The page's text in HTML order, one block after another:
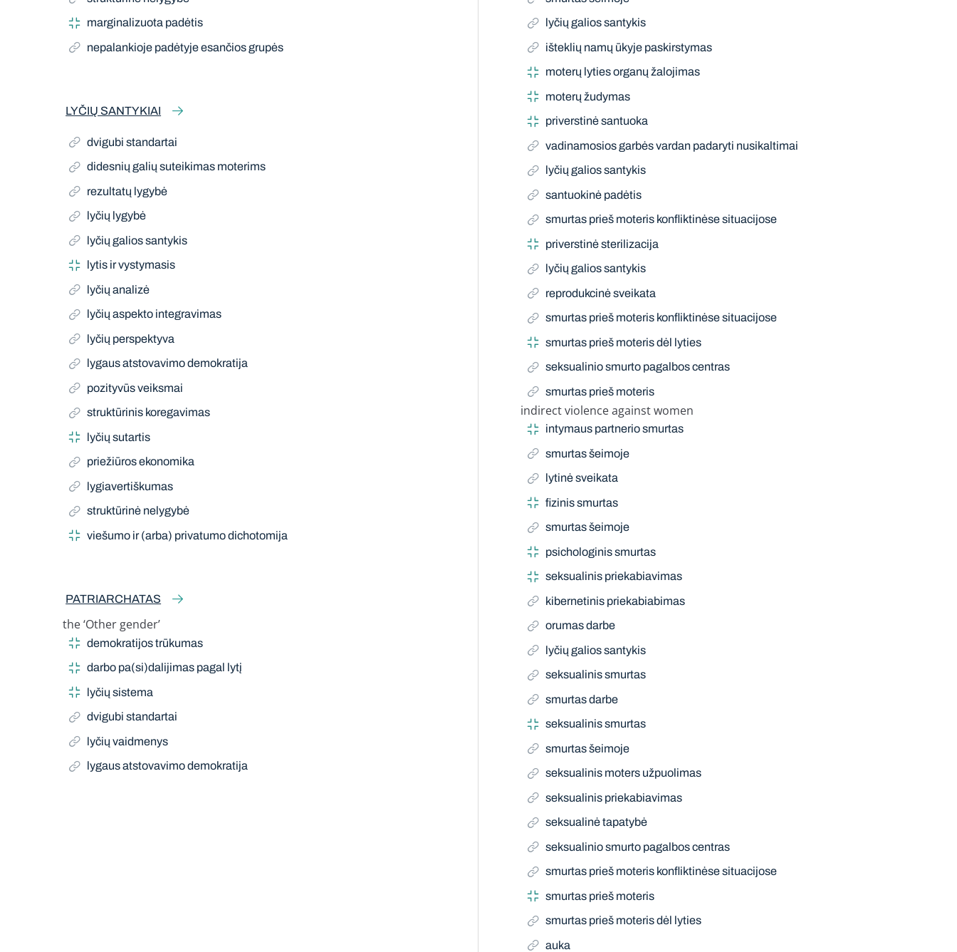
marginalizuota padėtis
nepalankioje padėtyje esančios grupės
LYČIŲ SANTYKIAI
dvigubi standartai
didesnių galių suteikimas moterims
rezultatų lygybė
lyčių lygybė
lyčių galios santykis
lytis ir vystymasis
lyčių analizė
lyčių aspekto integravimas
lyčių perspektyva
lygaus atstovavimo demokratija
pozityvūs veiksmai
struktūrinis koregavimas
lyčių sutartis
priežiūros ekonomika
lygiavertiškumas
struktūrinė nelygybė
viešumo ir (arba) privatumo dichotomija
PATRIARCHATAS
the ‘Other gender’
Related Term
demokratijos trūkumas
darbo pa(si)dalijimas pagal lytį
lyčių sistema
dvigubi standartai
lyčių vaidmenys
lygaus atstovavimo demokratija
lyčių galios santykis
išteklių namų ūkyje paskirstymas
moterų lyties organų žalojimas
moterų žudymas
priverstinė santuoka
vadinamosios garbės vardan padaryti nusikaltimai
lyčių galios santykis
santuokinė padėtis
smurtas prieš moteris konfliktinėse situacijose
priverstinė sterilizacija
lyčių galios santykis
reprodukcinė sveikata
smurtas prieš moteris konfliktinėse situacijose
smurtas prieš moteris dėl lyties
seksualinio smurto pagalbos centras
smurtas prieš moteris
indirect violence against women
Narrow Term
intymaus partnerio smurtas
smurtas šeimoje
lytinė sveikata
fizinis smurtas
smurtas šeimoje
psichologinis smurtas
seksualinis priekabiavimas
kibernetinis priekabiabimas
orumas darbe
lyčių galios santykis
seksualinis smurtas
smurtas darbe
seksualinis smurtas
smurtas šeimoje
seksualinis moters užpuolimas
seksualinis priekabiavimas
seksualinė tapatybė
seksualinio smurto pagalbos centras
smurtas prieš moteris konfliktinėse situacijose
smurtas prieš moteris
smurtas prieš moteris dėl lyties
auka